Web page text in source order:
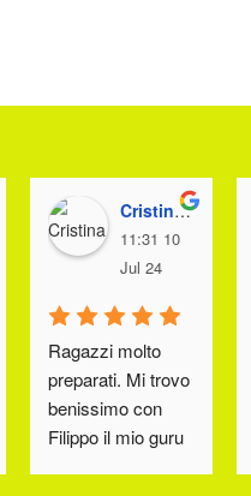
Cristina Tre
11:31 10
Jul 24
Ragazzi molto
preparati. Mi trovo
benissimo con
Filippo il mio guru